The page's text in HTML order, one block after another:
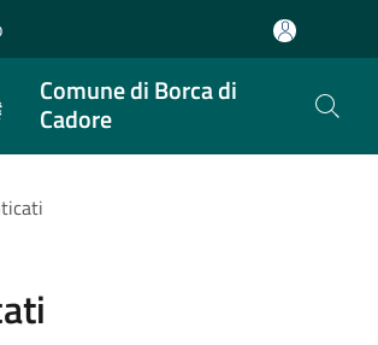
Comune di Borca di
Cadore